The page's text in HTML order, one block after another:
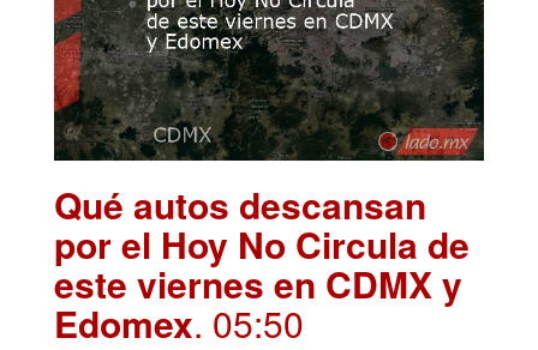
Qué autos descansan
por el Hoy No Circula de
este viernes en CDMX y
Edomex. 05:50